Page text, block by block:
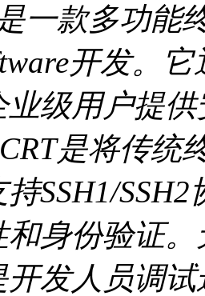
一款多功能
开发。
业级用户提
是将传
SSH1/
和身份验证
发人员调试